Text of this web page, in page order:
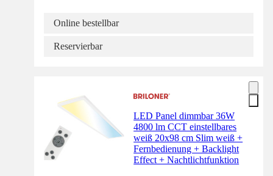
Online bestellbar
Reservierbar
LED Panel dimmbar 36W
4800 lm CCT einstellbares
weiß 20x98 cm Slim weiß +
Fernbedienung + Backlight
Effect + Nachtlichtfunktion